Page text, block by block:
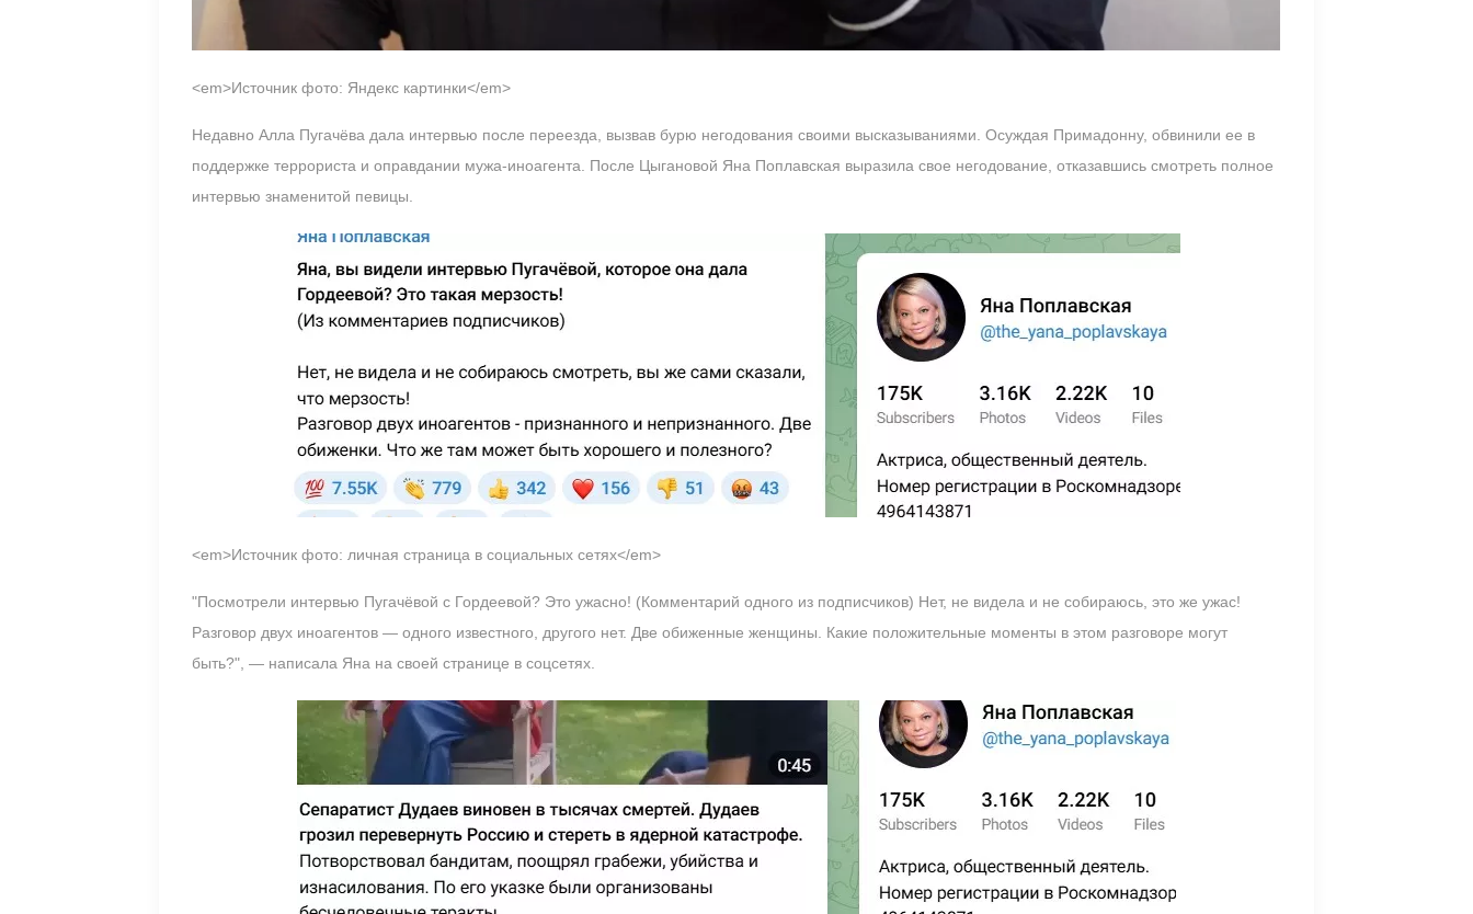
<em>Источник фото: Яндекс картинки</em>
Недавно Алла Пугачёва дала интервью после переезда, вызвав бурю негодования своими высказываниями. Осуждая Примадонну, обвинили ее в
поддержке террориста и оправдании мужа-иноагента. После Цыгановой Яна Поплавская выразила свое негодование, отказавшись смотреть полное
интервью знаменитой певицы.
<em>Источник фото: личная страница в социальных сетях</em>
"Посмотрели интервью Пугачёвой с Гордеевой? Это ужасно! (Комментарий одного из подписчиков) Нет, не видела и не собираюсь, это же ужас!
Разговор двух иноагентов — одного известного, другого нет. Две обиженные женщины. Какие положительные моменты в этом разговоре могут
быть?", — написала Яна на своей странице в соцсетях.